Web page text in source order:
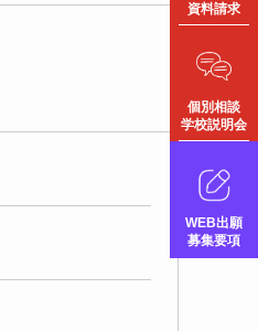
資料請求
個別相談
学校説明会
WEB出願
募集要項